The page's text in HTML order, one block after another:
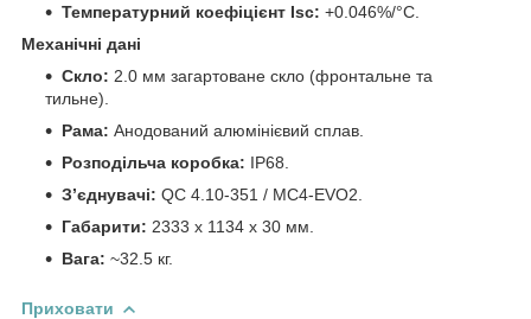
Температурний коефіцієнт Isc: +0.046%/°C.
Механічні дані
Скло: 2.0 мм загартоване скло (фронтальне та
тильне).
Рама: Анодований алюмінієвий сплав.
Розподільча коробка: IP68.
З’єднувачі: QC 4.10-351 / MC4-EVO2.
Габарити: 2333 x 1134 x 30 мм.
Вага: ~32.5 кг.
Приховати